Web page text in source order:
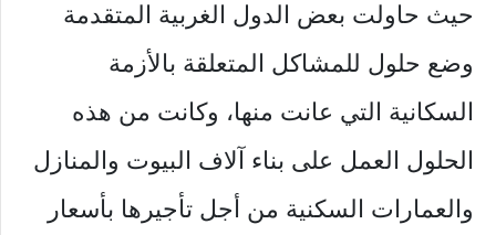
حيث حاولت بعض الدول الغربية المتقدمة
وضع حلول للمشاكل المتعلقة بالأزمة
السكانية التي عانت منها، وكانت من هذه
الحلول العمل على بناء آلاف البيوت والمنازل
والعمارات السكنية من أجل تأجيرها بأسعار